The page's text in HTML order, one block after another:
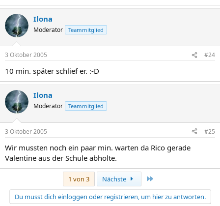
Ilona
Moderator Teammitglied
3 Oktober 2005 #24
10 min. später schlief er. :-D
Ilona
Moderator Teammitglied
3 Oktober 2005 #25
Wir mussten noch ein paar min. warten da Rico gerade
Valentine aus der Schule abholte.
1 von 3 Nächste
Du musst dich einloggen oder registrieren, um hier zu antworten.